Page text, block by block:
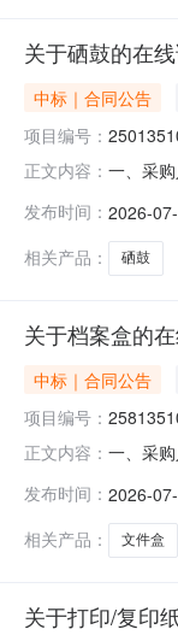
关于硒鼓的在
中标｜合同公告
项目编号：
正文内容： 一、采
要求满
发布时间： 2026-
相关产品：
硒鼓
关于档案盒的
中标｜合同公告
项目编号：
正文内容： 一、采
力/deli
发布时间： 2026-
相关产品：
文件盒
关于打印/复印